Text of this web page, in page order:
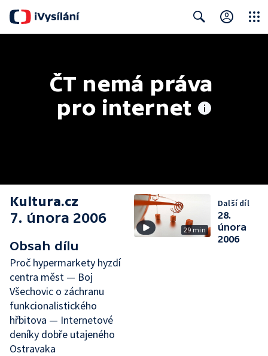
ČT nemá práva
pro internet
Kultura.cz
7. února 2006
Obsah dílu
Proč hypermarkety hyzdí
centra měst — Boj
Všechovic o záchranu
funkcionalistického
hřbitova — Internetové
deníky dobře utajeného
Ostravaka
29 min
Další díl
28.
února
2006